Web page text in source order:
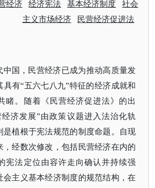
经济 经济宪法 基本经济制度 社会
主义市场经济 民营经济促进法
中国，民营经济已成为推动高质量发
具有“五六七八九”特征的经济成就和
睹。随着《民营经济促进法》的出
济发展”由政策议题进入法治化轨
是植根于宪法规范的制度命题。自现
，经数次修改，包括民营经济在内的
宪法定位由容许走向确认并持续强
会主义基本经济制度的规范结构，在